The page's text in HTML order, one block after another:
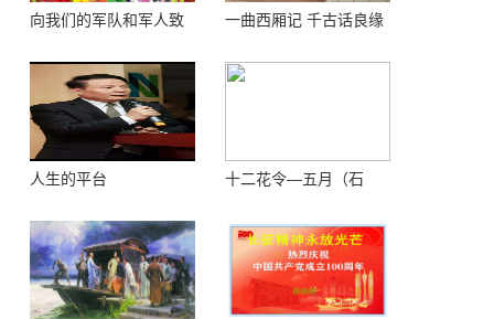
向我们的军队和军人致
一曲西厢记 千古话良缘
人生的平台
十二花令—五月（石